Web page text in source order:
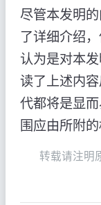
尽管本发明
了详细介绍
认为是对本
读了上述内
代都将是显
围应由所附的
转载请注明